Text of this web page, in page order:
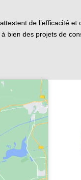
de l’efficacité
bien des projets de